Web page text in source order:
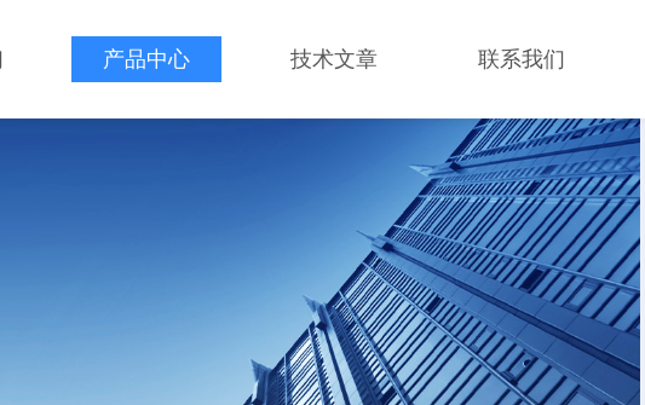
产品中心 技术文章 联系我们